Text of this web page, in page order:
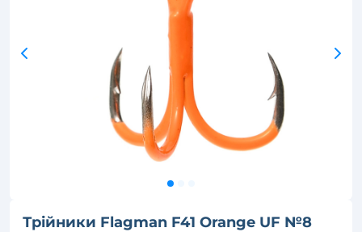
Трійники Flagman F41 Orange UF №8